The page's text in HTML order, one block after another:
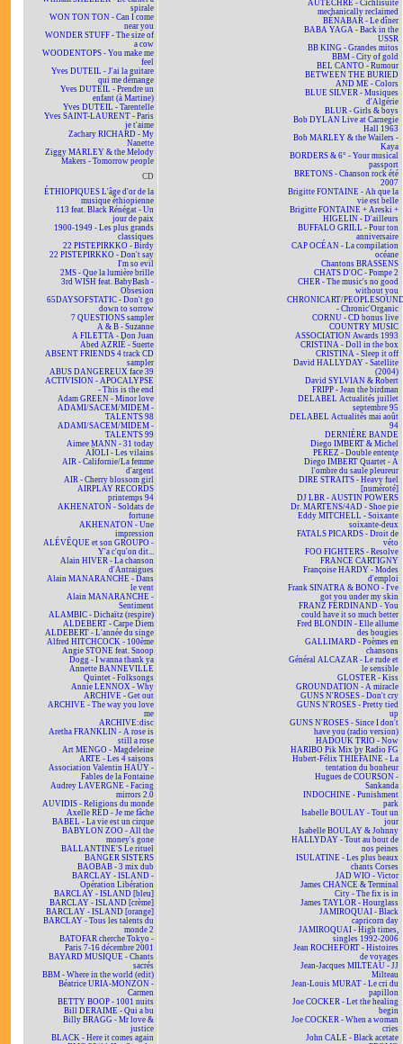
spirale
WON TON TON - Can I come
near you
WONDER STUFF - The size of
a cow
WOODENTOPS - You make me
feel
Yves DUTEIL - J'ai la guitare
qui me démange
Yves DUTEIL - Prendre un
enfant (à Martine)
Yves DUTEIL - Tarentelle
Yves SAINT-LAURENT - Paris
je t'aime
Zachary RICHARD - My
Nanette
Ziggy MARLEY & the Melody
Makers - Tomorrow people
CD
ÉTHIOPIQUES L'âge d'or de la
musique éthiopienne
113 feat. Black Rénégat - Un
jour de paix
1900-1949 - Les plus grands
classiques
22 PISTEPIRKKO - Birdy
22 PISTEPIRKKO - Don't say
I'm so evil
2MS - Que la lumière brille
3rd WISH feat. BabyBash -
Obsesion
65DAYSOFSTATIC - Don't go
down to sorrow
7 QUESTIONS sampler
A & B - Suzanne
A FILETTA - Don Juan
Abed AZRIÉ - Suerte
ABSENT FRIENDS 4 track CD
sampler
ABUS DANGEREUX face 39
ACTIVISION - APOCALYPSE
- This is the end
Adam GREEN - Minor love
ADAMI/SACEM/MIDEM -
TALENTS 98
ADAMI/SACEM/MIDEM -
TALENTS 99
Aimee MANN - 31 today
AÏOLI - Les vilains
AIR - Californie/La femme
d'argent
AIR - Cherry blossom girl
AIRPLAY RECORDS
printemps 94
AKHENATON - Soldats de
fortune
AKHENATON - Une
impression
ALÉVÊQUE et son GROUPO -
Y'a c'qu'on dit...
Alain HIVER - La chanson
d'Antraigues
Alain MANARANCHE - Dans
le vent
Alain MANARANCHE -
Sentiment
ALAMBIC - Dichaïtz (respire)
ALDEBERT - Carpe Diem
ALDEBERT - L'année du singe
Alfred HITCHCOCK - 100ème
Angie STONE feat. Snoop
Dogg - I wanna thank ya
Annette BANNEVILLE
Quintet - Folksongs
Annie LENNOX - Why
ARCHIVE - Get out
ARCHIVE - The way you love
me
ARCHIVE:disc
Aretha FRANKLIN - A rose is
still a rose
Art MENGO - Magdeleine
ARTE - Les 4 saisons
Association Valentin HAÜY -
Fables de la Fontaine
Audrey LAVERGNE - Facing
mirrors 2.0
AUVIDIS - Religions du monde
Axelle RED - Je me fâche
BABEL - La vie est un cirque
BABYLON ZOO - All the
money's gone
BALLANTINE'S Le rituel
BANGER SISTERS
BAOBAB - 3 mix dub
BARCLAY - ISLAND -
Opération Libération
BARCLAY - ISLAND [bleu]
BARCLAY - ISLAND [crème]
BARCLAY - ISLAND [orange]
BARCLAY - Tous les talents du
monde 2
BATOFAR cherche Tokyo -
Paris 7-16 décembre 2001
BAYARD MUSIQUE - Chants
sacrés
BBM - Where in the world (edit)
Béatrice URIA-MONZON -
Carmen
BETTY BOOP - 1001 nuits
Bill DERAIME - Qui a bu
Billy BRAGG - Mr love &
justice
BLACK - Here it comes again
AUTECHRE - Cichlisuite
mechanically reclaimed
BÉNABAR - Le dîner
BABA YAGA - Back in the
USSR
BB KING - Grandes mitos
BBM - City of gold
BEL CANTO - Rumour
BETWEEN THE BURIED
AND ME - Colors
BLUE SILVER - Musiques
d'Algérie
BLUR - Girls & boys
Bob DYLAN Live at Carnegie
Hall 1963
Bob MARLEY & the Wailers -
Kaya
BORDERS & 6° - Your musical
passport
BRETONS - Chanson rock été
2007
Brigitte FONTAINE - Ah que la
vie est belle
Brigitte FONTAINE + Areski +
HIGELIN - D'ailleurs
BUFFALO GRILL - Pour ton
anniversaire
CAP OCÉAN - La compilation
océane
Chantons BRASSENS
CHATS D'OC - Pompe 2
CHER - The music's no good
without you
CHRONICART/
- Chronic'Organic
CORNU - CD bonus live
COUNTRY MUSIC
ASSOCIATION Awards 1993
CRISTINA - Doll in the box
CRISTINA - Sleep it off
David HALLYDAY - Satellite
(2004)
David SYLVIAN & Robert
FRIPP - Jean the birdman
DELABEL Actualités juillet
septembre 95
DELABEL Actualités mai août
94
DERNIÈRE BANDE
Diego IMBERT & Michel
PEREZ - Double entente
Diego IMBERT Quartet - À
l'ombre du saule pleureur
DIRE STRAITS - Heavy fuel
[numéroté]
DJ LBR - AUSTIN POWERS
Dr. MARTENS/4AD - Shoe pie
Eddy MITCHELL - Soixante
soixante-deux
FATALS PICARDS - Droit de
véto
FOO FIGHTERS - Resolve
FRANCE CARTIGNY
Françoise HARDY - Modes
d'emploi
Frank SINATRA & BONO - I've
got you under my skin
FRANZ FERDINAND - You
could have it so much better
Fred BLONDIN - Elle allume
des bougies
GALLIMARD - Poèmes en
chansons
Général ALCAZAR - Le rude et
le sensible
GLOSTER - Kiss
GROUNDATION - A miracle
GUNS N'ROSES - Don't cry
GUNS N'ROSES - Pretty tied
up
GUNS N'ROSES - Since I don't
have you (radio version)
HADOUK TRIO - Now
HARIBO Pik Mix by Radio FG
Hubert-Félix THIÉFAINE - La
tentation du bonheur
Hugues de COURSON -
Sankanda
INDOCHINE - Punishment
park
Isabelle BOULAY - Tout un
jour
Isabelle BOULAY & Johnny
HALLYDAY - Tout au bout de
nos peines
ISULATINE - Les plus beaux
chants Corses
JAD WIO - Victor
James CHANCE & Terminal
City - The fix is in
James TAYLOR - Hourglass
JAMIROQUAI - Black
capricorn day
JAMIROQUAI - High times,
singles 1992-2006
Jean ROCHEFORT - Histoires
de voyages
Jean-Jacques MILTEAU - JJ
Milteau
Jean-Louis MURAT - Le cri du
papillon
Joe COCKER - Let the healing
begin
Joe COCKER - When a woman
cries
John CALE - Black acetate